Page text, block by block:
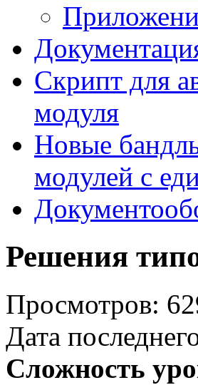
Скрипт для
модуля
Новые
модулей с
Решения
Просмотров:
Дата
Сложность